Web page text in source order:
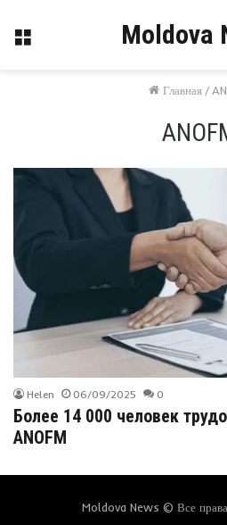
Меню Moldova
Главная /
Helen 06/09/2025 0
Более 14 000 человек
ANOFM
Moldova News © Все